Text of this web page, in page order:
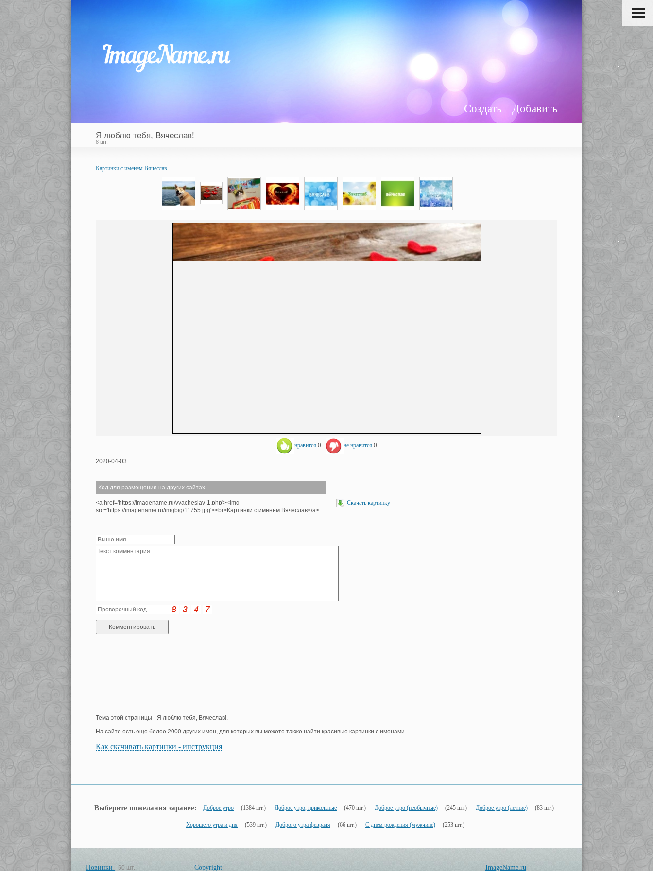
Добавить
Создать
Я люблю тебя, Вячеслав!
8 шт.
Картинки с именем Вячеслав
нравится 0 не нравится 0
2020-04-03
Код для размещения на других сайтах
<a href='https://imagename.ru/vyacheslav-1.php'><img
src='https://imagename.ru/imgbig/11755.jpg'><br>Картинки с именем Вячеслав</a>
Скачать картинку
Тема этой страницы - Я люблю тебя, Вячеслав!.
На сайте есть еще более 2000 других имен, для которых вы можете также найти красивые картинки с именами.
Как скачивать картинки - инструкция
Выберите пожелания заранее: Доброе утро (1384 шт.) Доброе утро, прикольные (470 шт.) Доброе утро (необычные) (245 шт.) Доброе утро (летние) (83 шт.)
Хорошего утра и дня (539 шт.) Доброго утра февраля (66 шт.) С днем рождения (мужчине) (253 шт.)
Новинки 50 шт. Copyright ImageName.ru